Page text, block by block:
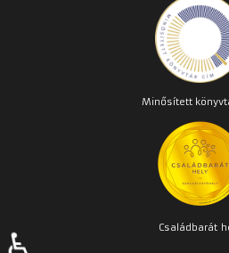
Minősített
Családbarát